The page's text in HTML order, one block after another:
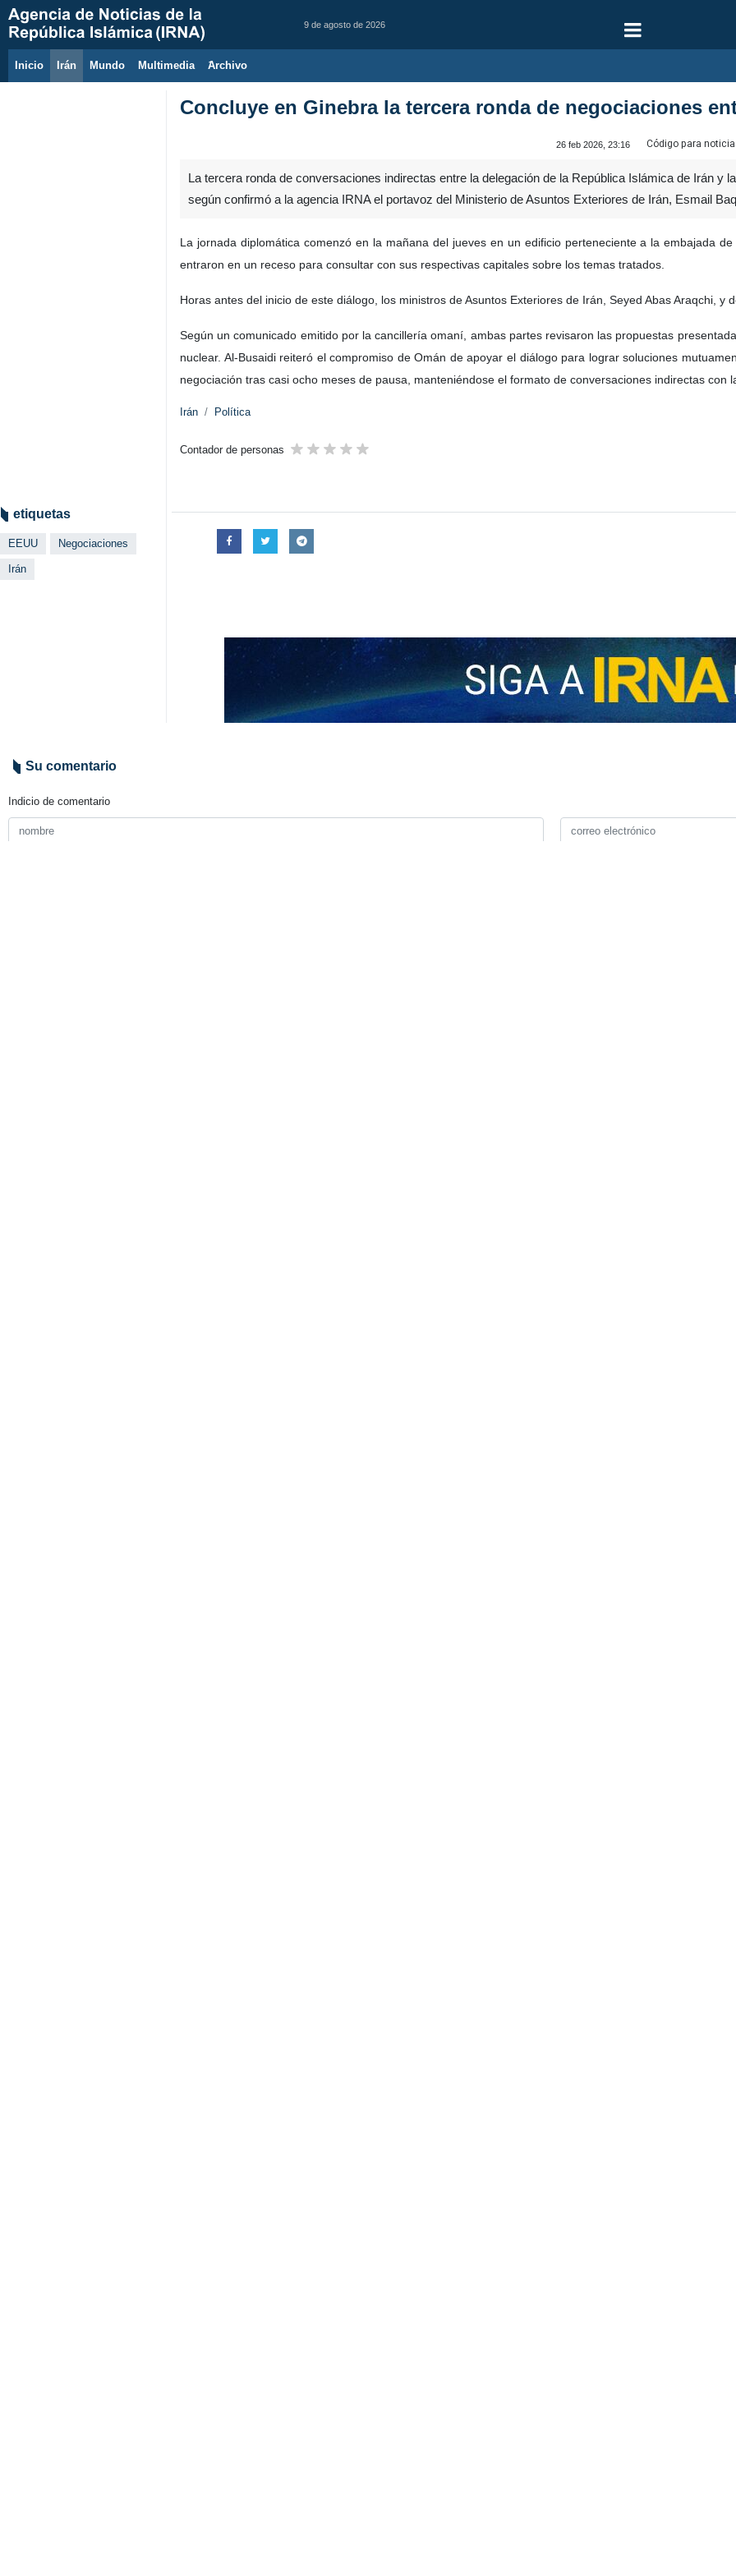
9 de agosto de 2026
Inicio Irán Mundo Multimedia َArchivo
Concluye en Ginebra la tercera ronda de negociaciones
26 feb 2026, 23:16 Código para
La tercera ronda de conversaciones indirectas entre la delegación de la República Islámica de Irán y
según confirmó a la agencia IRNA el portavoz del Ministerio de Asuntos Exteriores de Irán, Esmail
La jornada diplomática comenzó en la mañana del jueves en un edificio perteneciente a la embajada
entraron en un receso para consultar con sus respectivas capitales sobre los temas tratados.
Horas antes del inicio de este diálogo, los ministros de Asuntos Exteriores de Irán, Seyed Abas Araqchi,
Según un comunicado emitido por la cancillería omaní, ambas partes revisaron las propuestas
nuclear. Al-Busaidi reiteró el compromiso de Omán de apoyar el diálogo para lograr soluciones
negociación tras casi ocho meses de pausa, manteniéndose el formato de conversaciones indirectas con
Irán Política
Contador de personas
etiquetas
EEUU Negociaciones
Irán
Su comentario
Indicio de comentario